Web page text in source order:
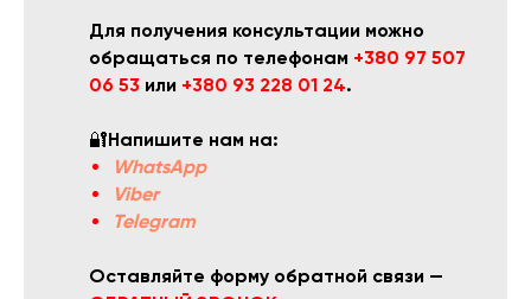
Для получения консультации можно
обращаться по телефонам +380 97 507
06 53 или +380 93 228 01 24.
🔐Напишите нам на:
WhatsApp
Viber
Telegram
Оставляйте форму обратной связи —